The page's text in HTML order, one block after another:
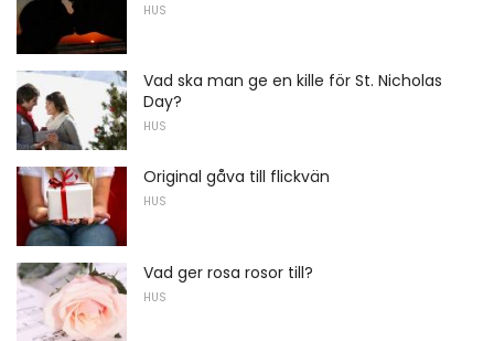
HUS
Vad ska man ge en kille för St. Nicholas
Day?
HUS
Original gåva till flickvän
HUS
Vad ger rosa rosor till?
HUS